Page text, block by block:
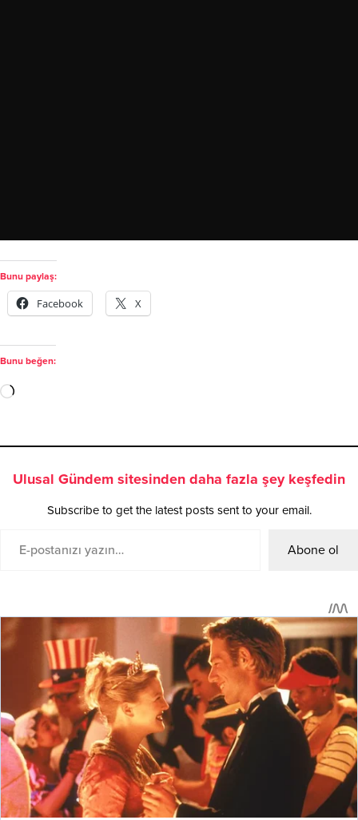
Bunu paylaş:
Facebook X
Bunu beğen:
Ulusal Gündem sitesinden daha fazla şey keşfedin
Subscribe to get the latest posts sent to your email.
Abone ol